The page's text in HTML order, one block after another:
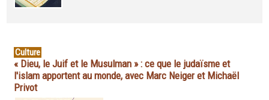
Culture
« Dieu, le Juif et le Musulman » : ce que le judaïsme et
l'islam apportent au monde, avec Marc Neiger et Michaël
Privot